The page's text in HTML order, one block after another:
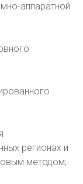
аппаратной
регионах и
методом;